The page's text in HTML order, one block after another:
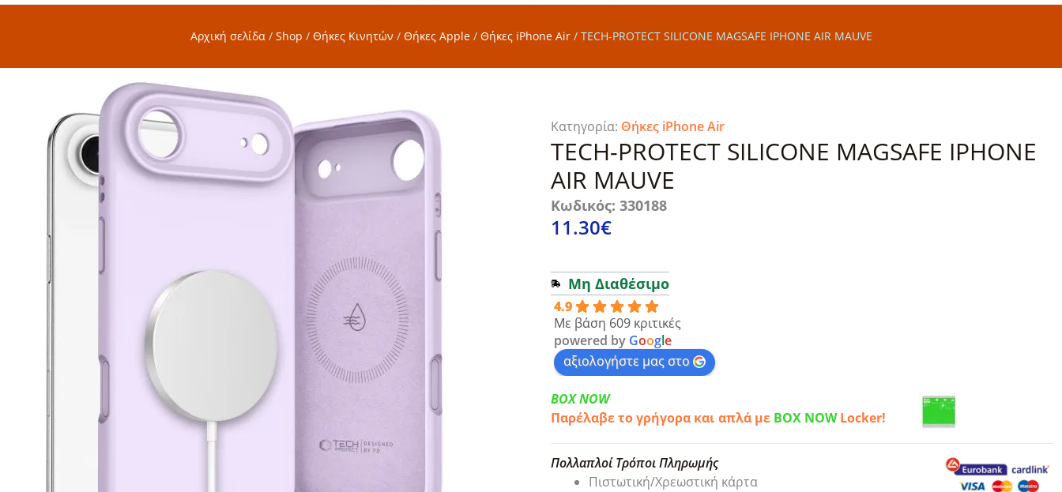
Αρχική σελίδα / Shop / Θήκες Κινητών / Θήκες Apple/ Θήκες iPhone Air/ TECH-PROTECT SILICONE MAGSAFE IPHONE AIR MAUVE
Κατηγορία: Θήκες iPhone Air
TECH-PROTECT SILICONE MAGSAFE IPHONE
AIR MAUVE
Κωδικός: 330188
11.30€
Μη Διαθέσιμο
4.9
Με βάση 609 κριτικές
powered by Google
αξιολογήστε μας στο
BOX NOW
Παρέλαβε το γρήγορα και απλά με BOX NOWLocker!
Πολλαπλοί Τρόποι Πληρωμής
Πιστωτική/Χρεωστική κάρτα